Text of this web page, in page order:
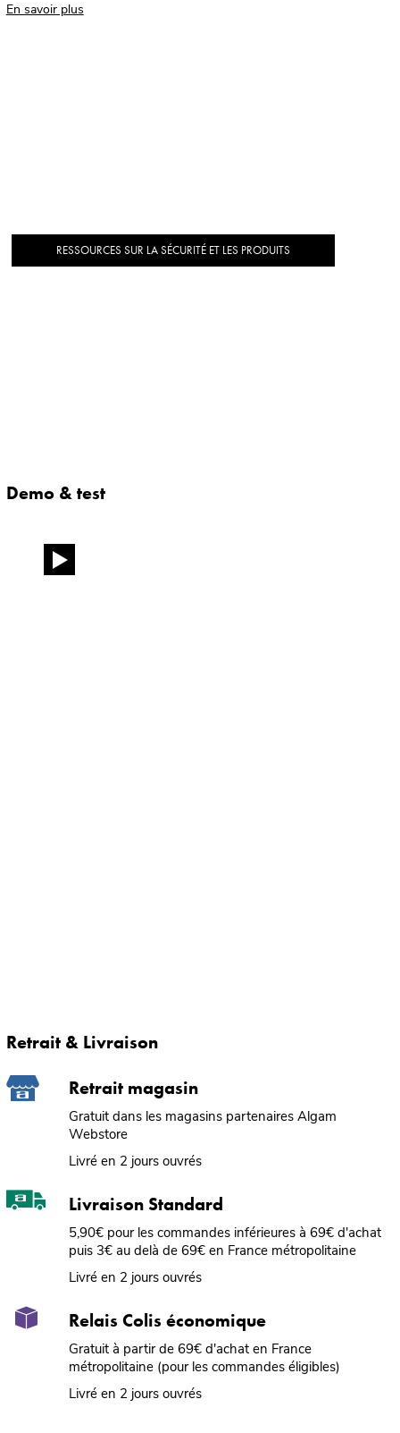
En savoir plus
RESSOURCES SUR LA SÉCURITÉ ET LES PRODUITS
Demo & test
Retrait & Livraison
Retrait magasin
Gratuit dans les magasins partenaires Algam
Webstore
Livré en 2 jours ouvrés
Livraison Standard
5,90€ pour les commandes inférieures à 69€ d'achat
puis 3€ au delà de 69€ en France métropolitaine
Livré en 2 jours ouvrés
Relais Colis économique
Gratuit à partir de 69€ d'achat en France
métropolitaine (pour les commandes éligibles)
Livré en 2 jours ouvrés